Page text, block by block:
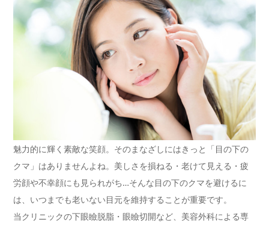
魅力的に輝く素敵な笑顔。そのまなざしにはきっと「目の下の
クマ」はありませんよね。美しさを損ねる・老けて見える・疲
労顔や不幸顔にも見られがち…そんな目の下のクマを避けるに
は、いつまでも老いない目元を維持することが重要です。
当クリニックの下眼瞼脱脂・眼瞼切開など、美容外科による専